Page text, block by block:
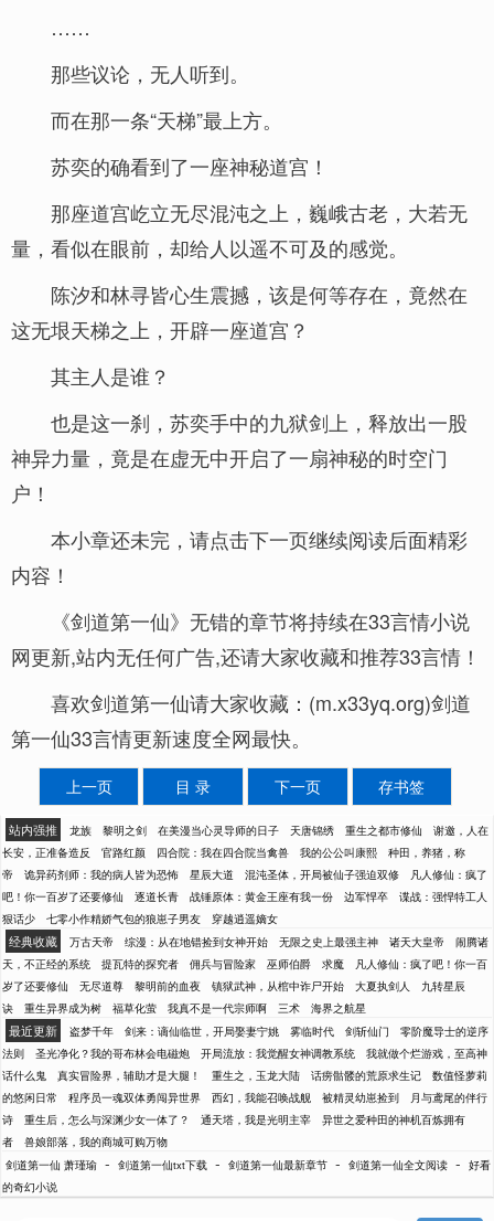
……
那些议论，无人听到。
而在那一条“天梯”最上方。
苏奕的确看到了一座神秘道宫！
那座道宫屹立无尽混沌之上，巍峨古老，大若无
量，看似在眼前，却给人以遥不可及的感觉。
陈汐和林寻皆心生震撼，该是何等存在，竟然在
这无垠天梯之上，开辟一座道宫？
其主人是谁？
也是这一刹，苏奕手中的九狱剑上，释放出一股
神异力量，竟是在虚无中开启了一扇神秘的时空门
户！
本小章还未完，请点击下一页继续阅读后面精彩
内容！
《剑道第一仙》无错的章节将持续在33言情小说
网更新,站内无任何广告,还请大家收藏和推荐33言情！
喜欢剑道第一仙请大家收藏：(m.x33yq.org)剑道
第一仙33言情更新速度全网最快。
上一页 目 录 下一页 存书签
站内强推 龙族 黎明之剑 在美漫当心灵导师的日子 天唐锦绣 重生之都市修仙
谢邀，人在
长安，正准备造反
官路红颜 四合院：我在四合院当禽兽 我的公公叫康熙
种田，养猪，称
帝
诡异药剂师：我的病人皆为恐怖 星辰大道 混沌圣体，开局被仙子强迫双修
凡人修仙：疯了
吧！你一百岁了还要修仙
逐道长青 战锤原体：黄金王座有我一份 边军悍卒
谍战：强悍特工人
狠话少
七零小作精娇气包的狼崽子男友 穿越逍遥嫡女
经典收藏 万古天帝 综漫：从在地错捡到女神开始 无限之史上最强主神 诸天大皇帝
闹腾诸
天，不正经的系统
提瓦特的探究者 佣兵与冒险家 巫师伯爵 求魔
凡人修仙：疯了吧！你一百
岁了还要修仙
无尽道尊 黎明前的血夜 镇狱武神，从棺中诈尸开始 大夏执剑人
九转星辰
诀
重生异界成为树 福草化萤 我真不是一代宗师啊 三术 海界之航星
最近更新 盗梦千年 剑来：谪仙临世，开局娶妻宁姚 雾临时代 剑斩仙门
零阶魔导士的逆序
法则
圣光净化？我的哥布林会电磁炮 开局流放：我觉醒女神调教系统
我就做个烂游戏，至高神
话什么鬼
真实冒险界，辅助才是大腿！ 重生之，玉龙大陆 话痨骷髅的荒原求生记
数值怪萝莉
的悠闲日常
程序员一魂双体勇闯异世界 西幻，我能召唤战舰 被精灵幼崽捡到
月与鸢尾的伴行
诗
重生后，怎么与深渊少女一体了？ 通天塔，我是光明主宰
异世之爱种田的神机百炼拥有
者
兽娘部落，我的商城可购万物
剑道第一仙 萧瑾瑜 - 剑道第一仙txt下载 - 剑道第一仙最新章节 - 剑道第一仙全文阅读 - 好看
的奇幻小说